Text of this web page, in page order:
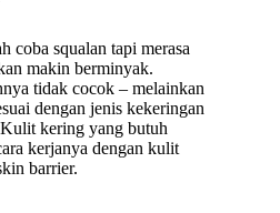
coba squalan tapi merasa
makin berminyak.
tidak cocok – melainkan
dengan jenis kekeringan
kering yang butuh
kerjanya dengan kulit
barrier.